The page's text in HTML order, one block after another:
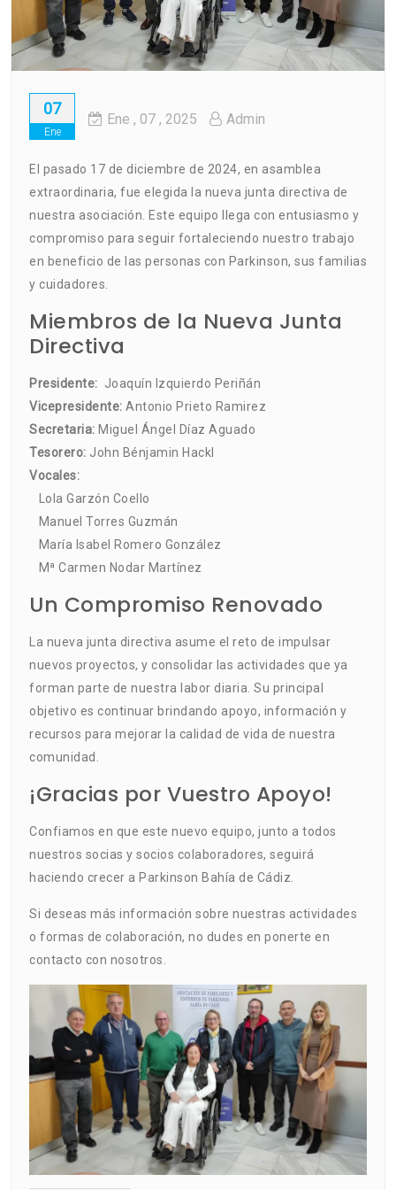
07
Ene
Ene , 07 , 2025 Admin
El pasado 17 de diciembre de 2024, en asamblea
extraordinaria, fue elegida la nueva junta directiva de
nuestra asociación. Este equipo llega con entusiasmo y
compromiso para seguir fortaleciendo nuestro trabajo
en beneficio de las personas con Parkinson, sus familias
y cuidadores.
Miembros de la Nueva Junta
Directiva
Presidente: Joaquín Izquierdo Periñán
Vicepresidente: Antonio Prieto Ramirez
Secretaria: Miguel Ángel Díaz Aguado
Tesorero: John Bénjamin Hackl
Vocales:
Lola Garzón Coello
Manuel Torres Guzmán
María Isabel Romero González
Mª Carmen Nodar Martínez
Un Compromiso Renovado
La nueva junta directiva asume el reto de impulsar
nuevos proyectos, y consolidar las actividades que ya
forman parte de nuestra labor diaria. Su principal
objetivo es continuar brindando apoyo, información y
recursos para mejorar la calidad de vida de nuestra
comunidad.
¡Gracias por Vuestro Apoyo!
Confiamos en que este nuevo equipo, junto a todos
nuestros socias y socios colaboradores, seguirá
haciendo crecer a Parkinson Bahía de Cádiz.
Si deseas más información sobre nuestras actividades
o formas de colaboración, no dudes en ponerte en
contacto con nosotros.